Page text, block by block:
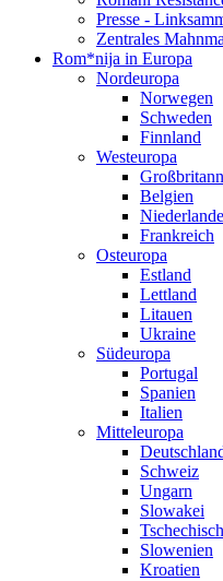
Presse -
Zentrales
Rom*nija in Europa
Nordeuropa
Norwegen
Schweden
Finnland
Westeuropa
Belgien
Niederlande
Frankreich
Osteuropa
Estland
Lettland
Litauen
Ukraine
Südeuropa
Portugal
Spanien
Italien
Mitteleuropa
Schweiz
Ungarn
Slowakei
Slowenien
Kroatien